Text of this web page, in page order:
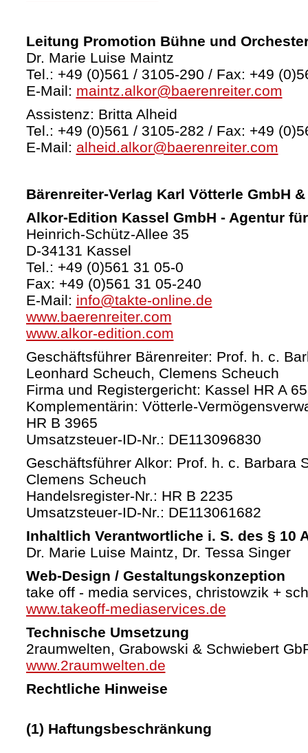
Leitung Promotion Bühne und
Dr. Marie Luise Maintz
Tel.: +49 (0)561 / 3105-290 / Fax: +49
E-Mail: maintz.alkor@baerenreiter.com
Assistenz: Britta Alheid
Tel.: +49 (0)561 / 3105-282 / Fax: +49
E-Mail: alheid.alkor@baerenreiter.com
Bärenreiter-Verlag Karl Vötterle GmbH &
Alkor-Edition Kassel GmbH - Agentur
Heinrich-Schütz-Allee 35
D-34131 Kassel
Tel.: +49 (0)561 31 05-0
Fax: +49 (0)561 31 05-240
E-Mail: info@takte-online.de
www.baerenreiter.com
www.alkor-edition.com
Geschäftsführer Bärenreiter: Prof. h. c.
Leonhard Scheuch, Clemens Scheuch
Firma und Registergericht: Kassel HR A
Komplementärin: Vötterle-
HR B 3965
Umsatzsteuer-ID-Nr.: DE113096830
Geschäftsführer Alkor: Prof. h. c. Barbara
Clemens Scheuch
Handelsregister-Nr.: HR B 2235
Umsatzsteuer-ID-Nr.: DE113061682
Inhaltlich Verantwortliche i. S. des § 10
Dr. Marie Luise Maintz, Dr. Tessa Singer
Web-Design / Gestaltungskonzeption
take off - media services, christowzik +
www.takeoff-mediaservices.de
Technische Umsetzung
2raumwelten, Grabowski & Schwiebert
www.2raumwelten.de
Rechtliche Hinweise
(1) Haftungsbeschränkung